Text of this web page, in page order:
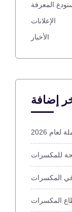
المعرفة
الإعلانات
الأخبار
إضافة
2026
للمكسرات
في المكسرات
المكسرات